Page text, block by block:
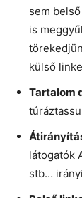
sem
is
külső
Tartalom
látogatók
stb…